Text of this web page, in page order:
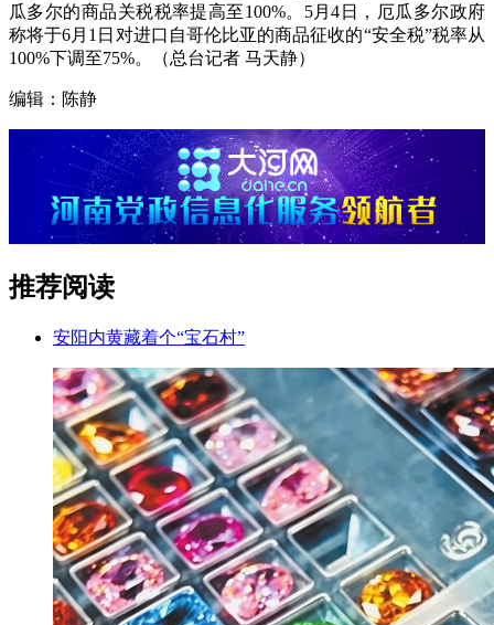
瓜多尔的商品关税税率提高至100%。5月4日，厄瓜多尔政府
称将于6月1日对进口自哥伦比亚的商品征收的“安全税”税率从
100%下调至75%。（总台记者 马天静）
编辑：陈静
推荐阅读
安阳内黄藏着个“宝石村”